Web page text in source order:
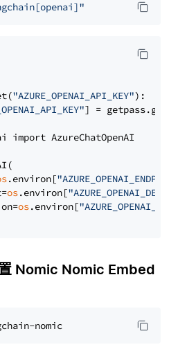
"AZURE_OPENAI_API_KEY"):
] =
import AzureChatOpenAI
.environ[
os.environ[
os.environ[
Nomic Nomic Embed